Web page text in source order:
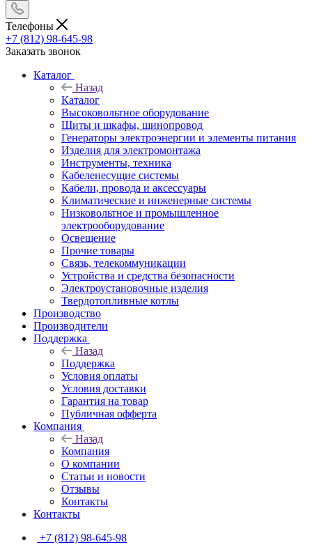
Телефоны
+7 (812) 98-645-98
Заказать звонок
Каталог
Назад
Каталог
Высоковольтное оборудование
Щиты и шкафы, шинопровод
Генераторы электроэнергии и элементы питания
Изделия для электромонтажа
Инструменты, техника
Кабеленесущие системы
Кабели, провода и аксессуары
Климатические и инженерные системы
Низковольтное и промышленное
электрооборудование
Освещение
Прочие товары
Связь, телекоммуникации
Устройства и средства безопасности
Электроустановочные изделия
Твердотопливные котлы
Производство
Производители
Поддержка
Назад
Поддержка
Условия оплаты
Условия доставки
Гарантия на товар
Публичная офферта
Компания
Назад
Компания
О компании
Статьи и новости
Отзывы
Контакты
Контакты
+7 (812) 98-645-98